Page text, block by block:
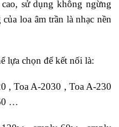
sử dụng không ngừng
loa âm trần là nhạc nền
lựa chọn để kết nối là:
, Toa A-2030 , Toa A-230
…